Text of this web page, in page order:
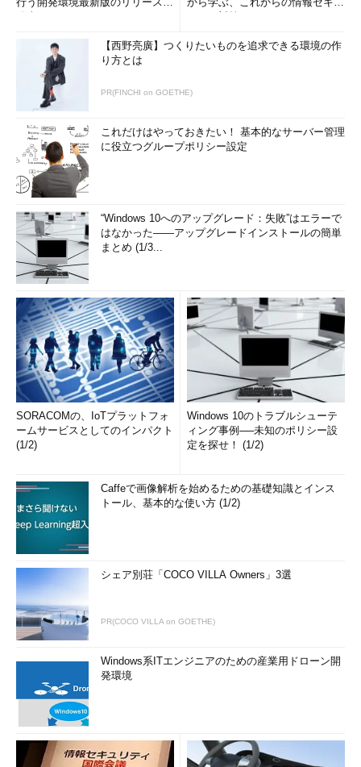
【西野亮廣】つくりたいものを追求できる環境の作
り方とは
PR(FINCHI on GOETHE)
これだけはやっておきたい！ 基本的なサーバー管理
に役立つグループポリシー設定
“Windows 10へのアップグレード：失敗”はエラーで
はなかった――アップグレードインストールの簡単
まとめ (1/3...
SORACOMの、IoTプラットフォ
ームサービスとしてのインパクト
(1/2)
Windows 10のトラブルシューテ
ィング事例──未知のポリシー設
定を探せ！ (1/2)
Caffeで画像解析を始めるための基礎知識とインス
トール、基本的な使い方 (1/2)
シェア別荘「COCO VILLA Owners」3選
PR(COCO VILLA on GOETHE)
Windows系ITエンジニアのための産業用ドローン開
発環境